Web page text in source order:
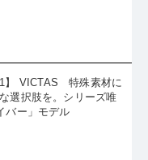
1】 VICTAS 特殊素材に
選択肢を。シリーズ唯
バー」モデル